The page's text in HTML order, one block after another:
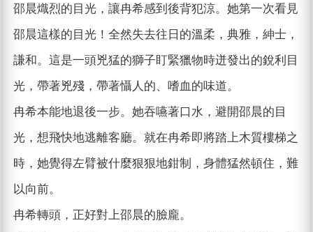
邵晨熾烈的目光，讓冉希感到後背犯涼。她第一次看見
邵晨這樣的目光！全然失去往日的溫柔，典雅，紳士，
謙和。這是一頭兇猛的獅子盯緊獵物時迸發出的銳利目
光，帶著兇殘，帶著懾人的、嗜血的味道。
冉希本能地退後一步。她吞嚥著口水，避開邵晨的目
光，想飛快地逃離客廳。就在冉希即將踏上木質樓梯之
時，她覺得左臂被什麼狠狠地鉗制，身體猛然頓住，難
以向前。
冉希轉頭，正好對上邵晨的臉龐。